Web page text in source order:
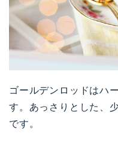
ゴールデンロッドはハ
す。あっさりとした、
です。